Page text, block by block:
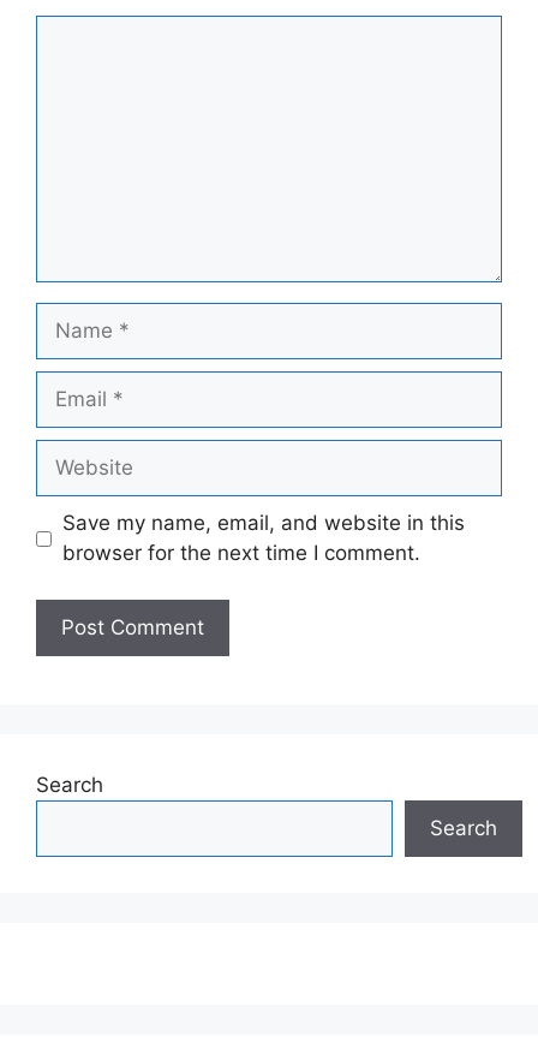
Name
Email
Website
Save my name, email, and website in this
browser for the next time I comment.
Search
Search